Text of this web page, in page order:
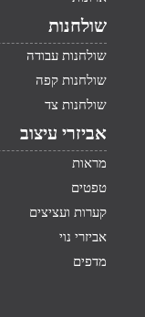
שולחנות
שולחנות עבודה
שולחנות קפה
שולחנות צד
אביזרי עיצוב
מראות
טפטים
קערות ועציצים
אביזרי נוי
מדפים